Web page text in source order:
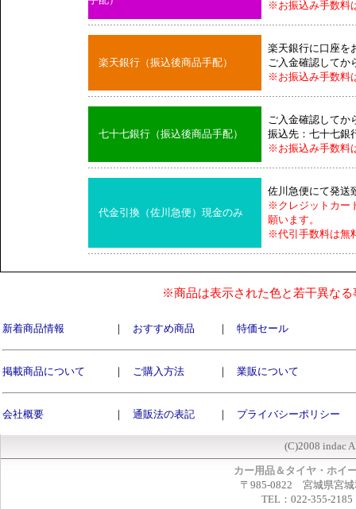
※お振込み手数料
楽天銀行（振込後商品手配）
楽天銀行に口座を
ご入金確認してか
※お振込み手数料
七十七銀行（振込後商品手配）
ご入金確認してか
振込先：七十七銀
※お振込み手数料
代金引換（佐川急便）現金のみ
佐川急便にて発送
※クレジットカー
願います。
※代引手数料は無
※商品は表示された色と若干異な
新着商品情報 ｜ おすすめ商品 ｜ 特価セール
掲載商品について ｜ ご購入方法 ｜ 業販について
会社概要 ｜ 通販法の表記 ｜ プライバシーポリシー
(C)2008 indac
カー用品＆タイヤ・ホイ
〒985-0822 宮城県宮城
TEL：022-355-